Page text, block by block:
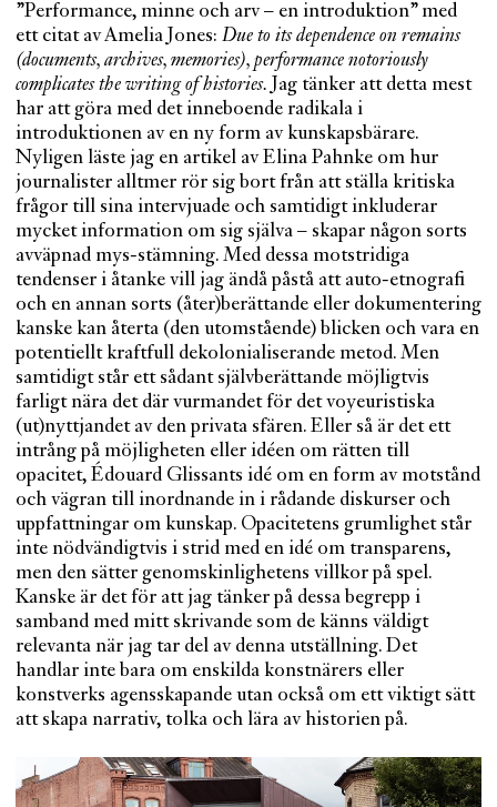
”Performance, minne och arv – en introduktion” med
ett citat av Amelia Jones: Due to its dependence on remains
(documents, archives, memories), performance notoriously
complicates the writing of histories. Jag tänker att detta mest
har att göra med det inneboende radikala i
introduktionen av en ny form av kunskapsbärare.
Nyligen läste jag en artikel av Elina Pahnke om hur
journalister alltmer rör sig bort från att ställa kritiska
frågor till sina intervjuade och samtidigt inkluderar
mycket information om sig själva – skapar någon sorts
avväpnad mys-stämning. Med dessa motstridiga
tendenser i åtanke vill jag ändå påstå att auto-etnografi
och en annan sorts (åter)berättande eller dokumentering
kanske kan återta (den utomstående) blicken och vara en
potentiellt kraftfull dekolonialiserande metod. Men
samtidigt står ett sådant självberättande möjligtvis
farligt nära det där vurmandet för det voyeuristiska
(ut)nyttjandet av den privata sfären. Eller så är det ett
intrång på möjligheten eller idéen om rätten till
opacitet, Édouard Glissants idé om en form av motstånd
och vägran till inordnande in i rådande diskurser och
uppfattningar om kunskap. Opacitetens grumlighet står
inte nödvändigtvis i strid med en idé om transparens,
men den sätter genomskinlighetens villkor på spel.
Kanske är det för att jag tänker på dessa begrepp i
samband med mitt skrivande som de känns väldigt
relevanta när jag tar del av denna utställning. Det
handlar inte bara om enskilda konstnärers eller
konstverks agensskapande utan också om ett viktigt sätt
att skapa narrativ, tolka och lära av historien på.